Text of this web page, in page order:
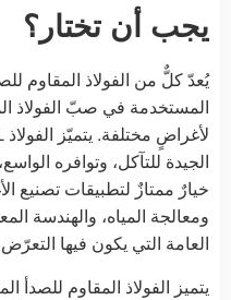
يجب أن تختار؟
المستخدمة في صبّ الفولاذ
الجيدة للتآكل، وتوافره
خيارٌ ممتازٌ لتطبيقات تصنيع
ومعالجة المياه، والهندسة
العامة التي يكون فيها